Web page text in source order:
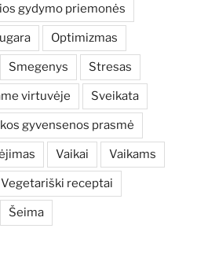
gydymo priemonės
Optimizmas
Smegenys Stresas
virtuvėje Sveikata
gyvensenos prasmė
Vaikai Vaikams
Vegetariški receptai
Šeima